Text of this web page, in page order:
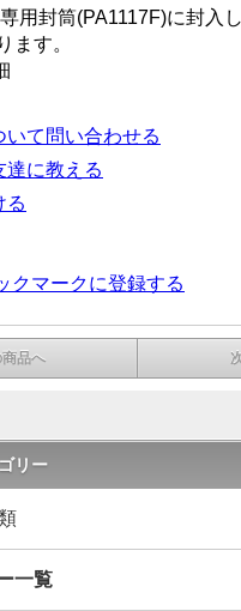
用封筒(PA1117F)に封入
ます。
いて問い合わせる
達に教える
る
クマークに登録する
品へ
リー
一覧